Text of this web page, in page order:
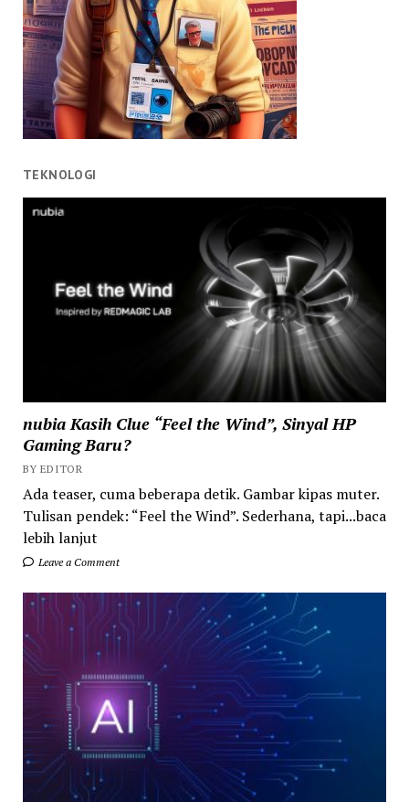
TEKNOLOGI
nubia Kasih Clue “Feel the Wind”, Sinyal HP
Gaming Baru?
BY EDITOR
Ada teaser, cuma beberapa detik. Gambar kipas muter.
Tulisan pendek: “Feel the Wind”. Sederhana, tapi...baca
lebih lanjut
Leave a Comment